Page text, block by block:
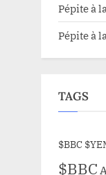
Pépite à
Pépite à
TAGS
$BBC
$BBC